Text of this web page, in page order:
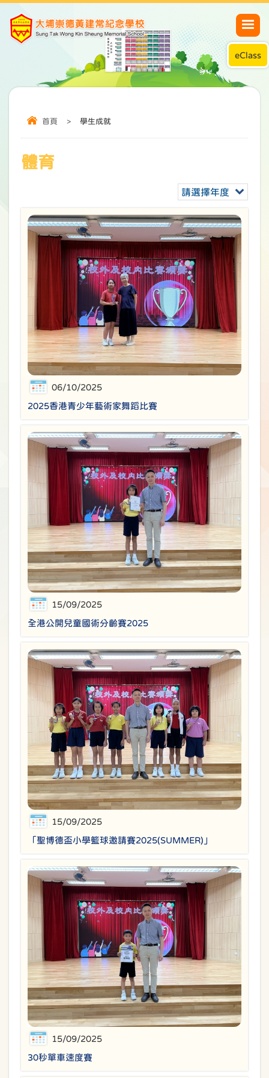
eClass
首頁 > 學生成就
體育
請選擇年度
06/10/2025
2025香港青少年藝術家舞蹈比賽
15/09/2025
全港公開兒童國術分齡賽2025
15/09/2025
「聖博德盃小學籃球邀請賽2025(SUMMER)」
15/09/2025
30秒單車速度賽